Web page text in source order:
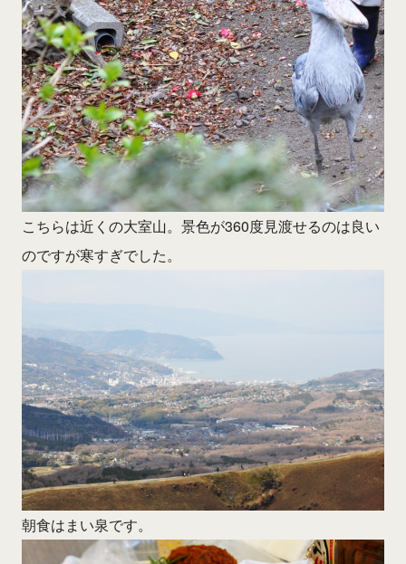
こちらは近くの大室山。景色が360度見渡せるのは良い
のですが寒すぎでした。
朝食はまい泉です。